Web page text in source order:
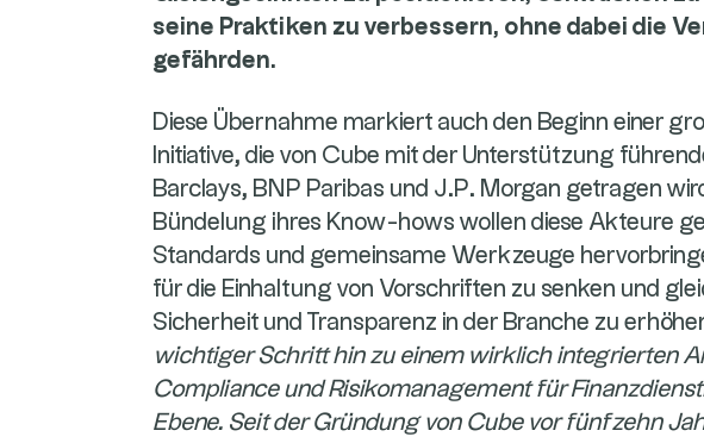
seine Praktiken zu verbessern, ohne dabei die
gefährden.
Diese Übernahme markiert auch den Beginn einer
Initiative, die von Cube mit der Unterstützung
Barclays, BNP Paribas und J.P. Morgan getragen
Bündelung ihres Know-hows wollen diese Akteure
Standards und gemeinsame Werkzeuge
für die Einhaltung von Vorschriften zu senken und
Sicherheit und Transparenz in der Branche zu
wichtiger Schritt hin zu einem wirklich integrierten
Compliance und Risikomanagement für
Ebene. Seit der Gründung von Cube vor fünfzehn